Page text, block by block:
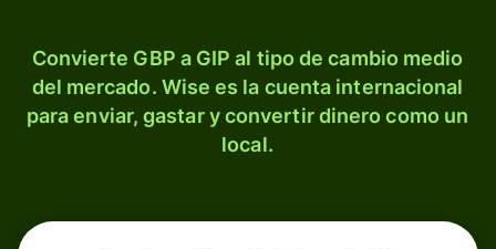
Convierte GBP a GIP al tipo de cambio medio
del mercado. Wise es la cuenta internacional
para enviar, gastar y convertir dinero como un
local.